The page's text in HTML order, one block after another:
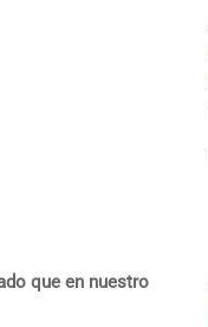
que en nuestro